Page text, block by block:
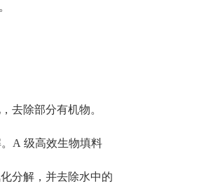
去除部分有机物。
A 级高效生物填料
分解，并去除水中的